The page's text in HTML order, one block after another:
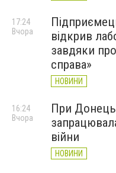
відкрив
завдяки
справа»
НОВИНИ
17:24
Вчора
При
війни
НОВИНИ
16:24
Вчора